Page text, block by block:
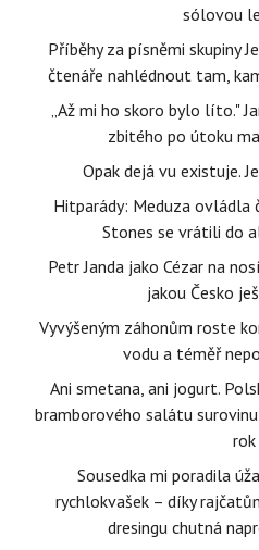
sólovou
Příběhy za písněmi skupiny
čtenáře nahlédnout tam,
„Až mi ho skoro bylo líto."
zbitého po útoku
Opak dejá vu existuje.
Hitparády: Meduza ovládla
Stones se vrátili do
Petr Janda jako Cézar na
jakou Česko
Vyvýšeným záhonům roste
vodu a téměř
Ani smetana, ani jogurt.
bramborového salátu
rok
Sousedka mi poradila
rychlokvašek – díky
dresingu chutná